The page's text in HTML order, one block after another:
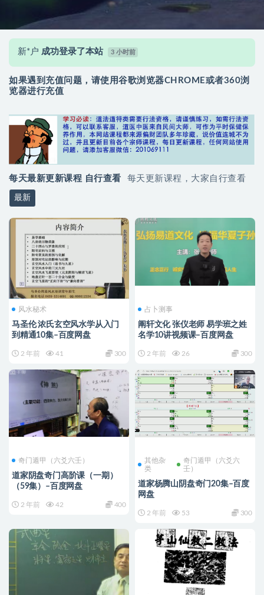
新*户 成功登录了本站 3 小时前
新*户 签到打卡成功，获得奖励：20.0金币 3 小时前
新*户 成功登录了本站 3 小时前
新*户 签到打卡成功，获得奖励：20.0金币
新*户 签到打卡成功，获得奖励：20.0金币 3 小时前
新*户 成功登录了本站 3 小时前
新*户 签到打卡成功，获得奖励：20.0金币
如果遇到充值问题，请使用谷歌浏览器CHROME或者360浏
览器进行充值
每天最新更新课程 自行查看 每天更新课程，大家自行查看
最新
风水秘术
马圣伦 浓氏玄空风水学从入门
到精通10集–百度网盘
2 年前 41 300
占卜测事
阐轩文化 张仪老师 易学班之姓
名学10讲视频课–百度网盘
2 年前 26 300
奇门遁甲（六爻六壬）
道家阴盘奇门高阶课（一期）
（59集）–百度网盘
2 年前 42 400
其他杂
类
奇门遁甲（六爻六
壬）
道家杨腾山阴盘奇门20集–百度
网盘
2 年前 53 300